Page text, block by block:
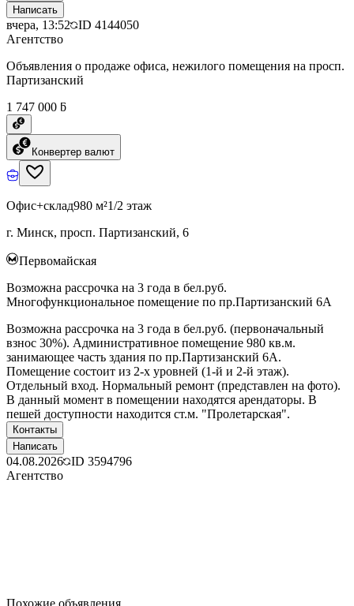
Написать
вчера, 13:52 ID 4144050
Агентство
Объявления о продаже офиса, нежилого помещения на просп.
Партизанский
1 747 000 ƃ
Конвертер валют
Офис+склад980 м²1/2 этаж
г. Минск, просп. Партизанский, 6
Первомайская
Возможна рассрочка на 3 года в бел.руб.
Многофункциональное помещение по пр.Партизанский 6А
Возможна рассрочка на 3 года в бел.руб. (первоначальный
взнос 30%). Административное помещение 980 кв.м.
занимающее часть здания по пр.Партизанский 6А.
Помещение состоит из 2-х уровней (1-й и 2-й этаж).
Отдельный вход. Нормальный ремонт (представлен на фото).
В данный момент в помещении находятся арендаторы. В
пешей доступности находится ст.м. "Пролетарская".
Контакты
Написать
04.08.2026 ID 3594796
Агентство
Похожие объявления